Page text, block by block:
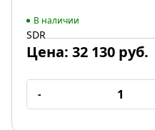
В наличии
SDR
Цена: 32 130 руб.
-